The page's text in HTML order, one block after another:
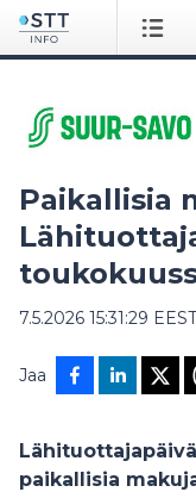
​​Paikallisia
7.5.2026 15:31:29 EEST
Jaa
paikallisia